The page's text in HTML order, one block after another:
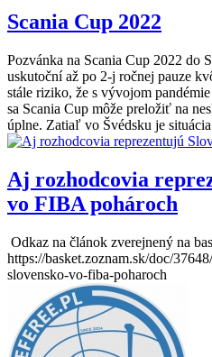
Scania Cup 2022
Pozvánka na Scania Cup 2022 do
uskutoční až po 2-j ročnej pauze
stále riziko, že s vývojom
sa Scania Cup môže preložiť na
úplne. Zatiaľ vo Švédsku je
Aj rozhodcovia
vo FIBA pohároch
Odkaz na článok zverejnený na
https://basket.zoznam.sk/doc/
slovensko-vo-fiba-poharoch